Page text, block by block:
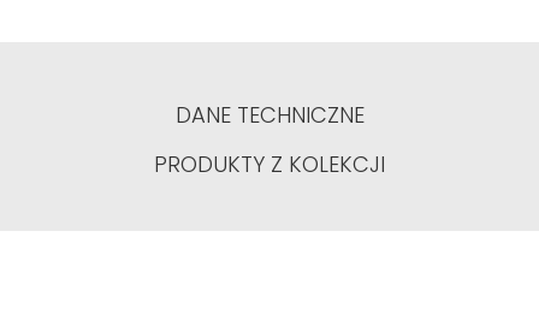
DANE TECHNICZNE
PRODUKTY Z KOLEKCJI